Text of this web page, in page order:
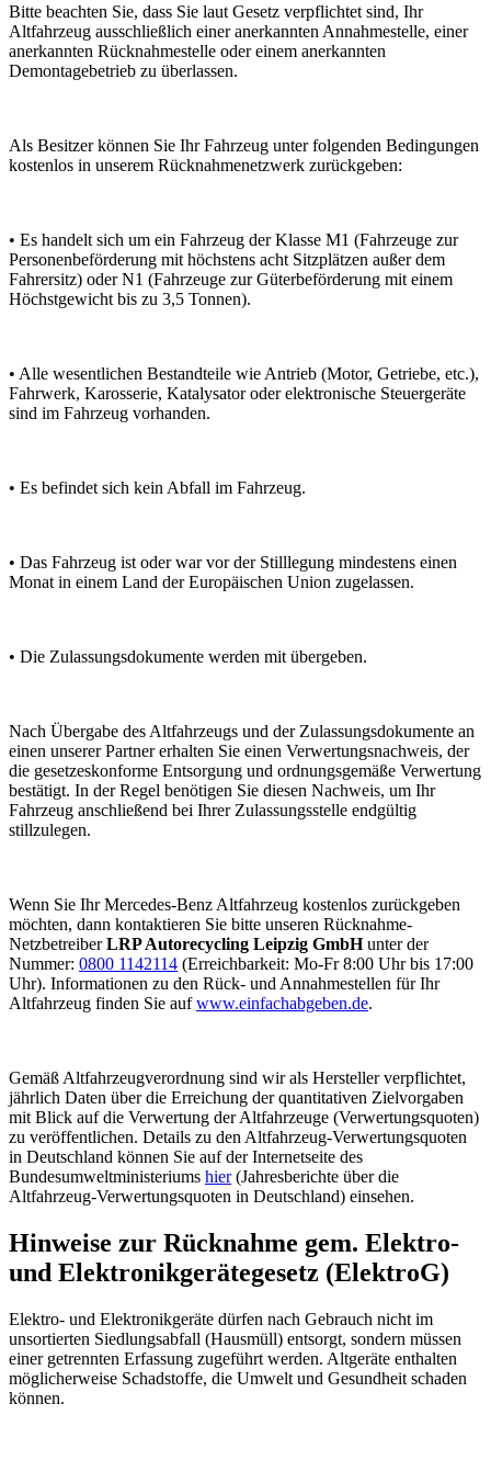
Bitte beachten Sie, dass Sie laut Gesetz verpflichtet sind, Ihr
Altfahrzeug ausschließlich einer anerkannten Annahmestelle, einer
anerkannten Rücknahmestelle oder einem anerkannten
Demontagebetrieb zu überlassen.
Als Besitzer können Sie Ihr Fahrzeug unter folgenden Bedingungen
kostenlos in unserem Rücknahmenetzwerk zurückgeben:
• Es handelt sich um ein Fahrzeug der Klasse M1 (Fahrzeuge zur
Personenbeförderung mit höchstens acht Sitzplätzen außer dem
Fahrersitz) oder N1 (Fahrzeuge zur Güterbeförderung mit einem
Höchstgewicht bis zu 3,5 Tonnen).
• Alle wesentlichen Bestandteile wie Antrieb (Motor, Getriebe, etc.),
Fahrwerk, Karosserie, Katalysator oder elektronische Steuergeräte
sind im Fahrzeug vorhanden.
• Es befindet sich kein Abfall im Fahrzeug.
• Das Fahrzeug ist oder war vor der Stilllegung mindestens einen
Monat in einem Land der Europäischen Union zugelassen.
• Die Zulassungsdokumente werden mit übergeben.
Nach Übergabe des Altfahrzeugs und der Zulassungsdokumente an
einen unserer Partner erhalten Sie einen Verwertungsnachweis, der
die gesetzeskonforme Entsorgung und ordnungsgemäße Verwertung
bestätigt. In der Regel benötigen Sie diesen Nachweis, um Ihr
Fahrzeug anschließend bei Ihrer Zulassungsstelle endgültig
stillzulegen.
Wenn Sie Ihr Mercedes-Benz Altfahrzeug kostenlos zurückgeben
möchten, dann kontaktieren Sie bitte unseren Rücknahme-
NetzbetreiberLRP Autorecycling Leipzig GmbHunter der
Nummer: 0800 1142114 (Erreichbarkeit: Mo-Fr 8:00 Uhr bis 17:00
Uhr). Informationen zu den Rück- und Annahmestellen für Ihr
Altfahrzeug finden Sie aufwww.einfachabgeben.de.
Gemäß Altfahrzeugverordnung sind wir als Hersteller verpflichtet,
jährlich Daten über die Erreichung der quantitativen Zielvorgaben
mit Blick auf die Verwertung der Altfahrzeuge (Verwertungsquoten)
zu veröffentlichen. Details zu den Altfahrzeug-Verwertungsquoten
in Deutschland können Sie auf der Internetseite des
Bundesumweltministeriums hier(Jahresberichte über die
Altfahrzeug-Verwertungsquoten in Deutschland) einsehen.
Hinweise zur Rücknahme gem. Elektro-
und Elektronikgerätegesetz (ElektroG)
Elektro- und Elektronikgeräte dürfen nach Gebrauch nicht im
unsortierten Siedlungsabfall (Hausmüll) entsorgt, sondern müssen
einer getrennten Erfassung zugeführt werden. Altgeräte enthalten
möglicherweise Schadstoffe, die Umwelt und Gesundheit schaden
können.